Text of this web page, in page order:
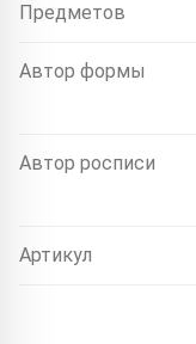
Предметов
Автор формы
Автор росписи
Артикул